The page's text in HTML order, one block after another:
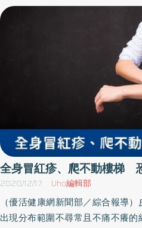
測進一步深度分析，檢查後發現
百分之一點三，遠低於病態的食
女士的症狀此現象為假逆流，不
後轉介其他門診治療，詹女士是
題，建議不宜再長期使用制酸劑。 胃食道逆流的好發兩大類族群，
女性罹患疾病的比率約男性高兩倍 中國醫藥大學附設醫院消化科蕭
望德醫師指出，胃食道逆流是現
率由三十年前不到一成的比例，
原因，與現在人的飲食習慣與生
酸、火燒心、胸悶、胸痛，其他
悶痛、吞嚥疼痛或吞嚥困難等，還
喉嚨異物感、耳朵痛、咳嗽、呼吸
關，以上症狀輕則影響注意力及
作息紊亂甚至無法工作，嚴重者
長新冠的問題，也因恐慌影響睡眠
全身冒紅疹、爬不動樓梯
2020/12/17 Uho編輯部
（優活健康網新聞部／綜合報導
出現分布範圍不尋常且不痛不癢的